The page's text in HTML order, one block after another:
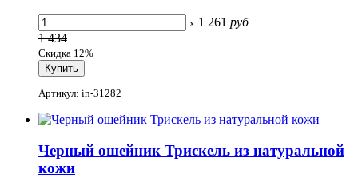
x 1 261 руб
1 434
Скидка 12%
Артикул: in-31282
Черный ошейник Трискель из натуральной
кожи